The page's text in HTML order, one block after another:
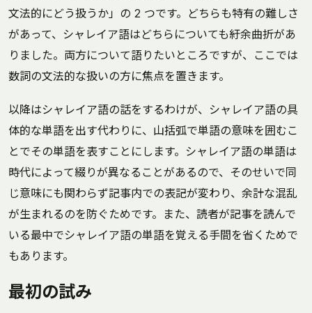
文法的にどう扱うか」の 2 つです。どちらも特有の難しさ
があって、シャレイア語はどちらについても紆余曲折があ
りました。両方について語りたいところですが、ここでは
数詞の文法的な扱いの方に焦点を置きます。
以降はシャレイア語の話をするわけが、シャレイア語の具
体的な単語を出す代わりに、山括弧で単語の意味を囲むこ
とでその単語を表すことにします。シャレイア語の単語は
時代によって綴りが異なることがあるので、そのせいで同
じ意味にも関わらず記事内での表記が変わり、余計な混乱
が生まれるのを防ぐためです。また、読者が記事を読んで
いる最中でシャレイア語の単語を覚える手間を省くためで
もあります。
最初の試み